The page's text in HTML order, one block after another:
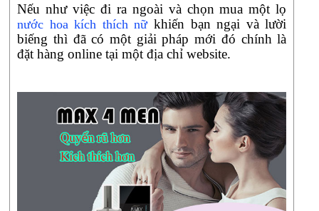
Nếu như việc đi ra ngoài và chọn mua một lọ
nước hoa kích thích nữkhiến bạn ngại và lười
biếng thì đã có một giải pháp mới đó chính là
đặt hàng online tại một địa chỉ website.